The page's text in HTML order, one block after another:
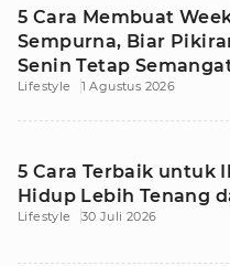
5 Cara Membuat
Sempurna, Biar
Senin Tetap
Lifestyle 1 Agustus 2026
5 Cara Terbaik untuk
Hidup Lebih Tenang
Lifestyle 30 Juli 2026